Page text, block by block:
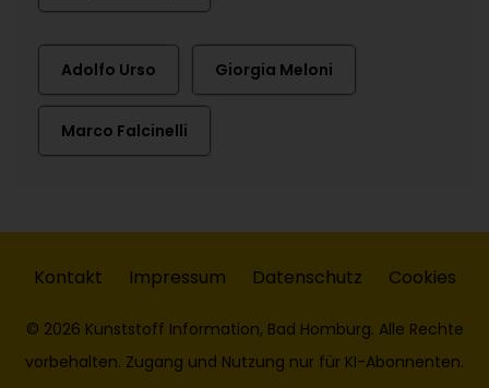
Adolfo Urso Giorgia Meloni
Marco Falcinelli
Kontakt Impressum Datenschutz Cookies
© 2026 Kunststoff Information, Bad Homburg. Alle Rechte
vorbehalten. Zugang und Nutzung nur für KI-Abonnenten.